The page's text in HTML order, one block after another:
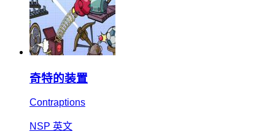
奇特的装置
Contraptions
NSP 英文